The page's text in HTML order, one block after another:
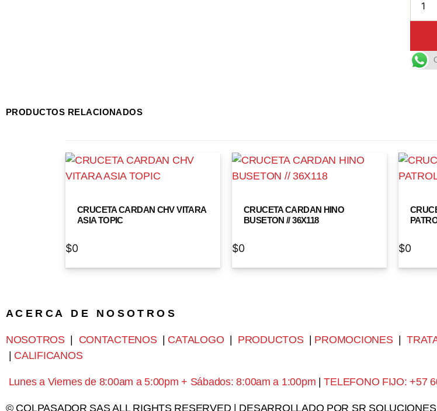
PRODUCTOS RELACIONADOS
CRUCETA CARDAN CHV VITARA
ASIA TOPIC
$0
CRUCETA CARDAN HINO
BUSETON // 36X118
$0 $0
A C E R C A D E N O S O T R O S
NOSOTROS| CONTACTENOS| CATALOGO PRODUCTOS| PROMOCIONES|
CALIFICANOS
Lunes a Viernes de 8:00am a 5:00pm + Sábados: 8:00am a 1:00pm |TELEFONO FIJO: +57
© COLPASADOR SAS ALL RIGHTS RESERVED | DESARROLLADO POR SR